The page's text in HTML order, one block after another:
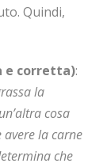
Quindi,
e corretta):
la
cosa
avere la carne
che